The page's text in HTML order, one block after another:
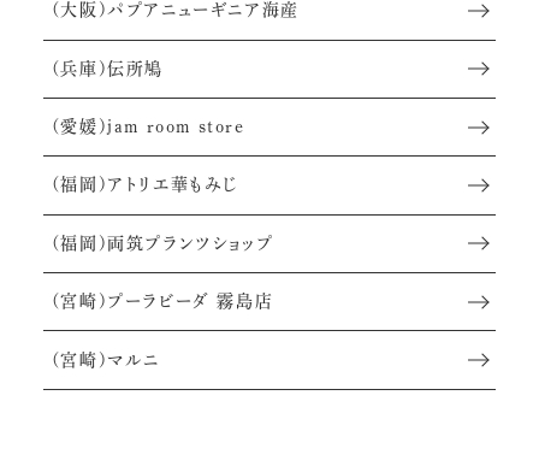
(大阪)パプアニューギニア海産
(兵庫)伝所鳩
(愛媛)jam room store
(福岡)アトリエ華もみじ
(福岡)両筑プランツショップ
(宮崎)プーラビーダ 霧島店
(宮崎)マルニ